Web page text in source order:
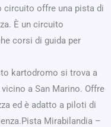
circuito offre una pista di
È un circuito
corsi di guida per
kartodromo si trova a
a San Marino. Offre
ed è adatto a piloti di
Mirabilandia –